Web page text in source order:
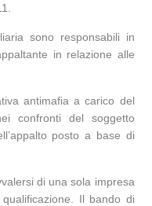
sono responsabili in
in relazione alle
antimafia a carico del
confronti del soggetto
posto a base di
di una sola impresa
Il bando di